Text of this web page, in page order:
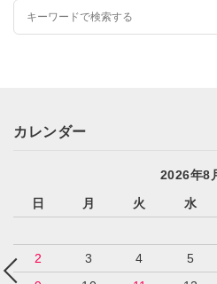
カレンダー
2026年8
日
月 火 水
2
3 4 5